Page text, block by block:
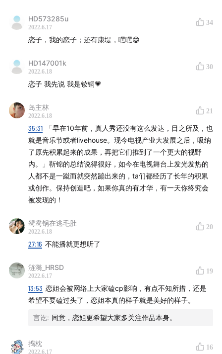
【Shownotes】
第一部分 “我毫无竞技运气，不知为何”
带薪参赛，广告公司支持刘恋做音乐
《乘风破浪》中第一次见到女明星们的感受
05:50 第一周真的很崩溃，一周掉了3公斤
HD573285u
2022.6.17
34
恋子，我的恋子；还有康堤，嘿嘿😁
HD147001k
2022.6.18
30
恋子 我先说 我是钕铜💗
岛主林
2022.6.18
21
35:31
「早在10年前，真人秀还没有这么发达，目之所及，也
就是音乐节或者livehouse。现今电视产业大发展之后，吸纳
了原先积累起来的成果，再把它们推到了一个更大的视野
内。」靳锦的总结说得很好，如今在电视舞台上发光发热的
人都不是一蹴而就突然蹦出来的，ta们都经历了长年的积累
或创作。保持创造吧，如果你真的有才华，有一天你终究会
被发现的！
鸳鸯锅在逃毛肚
2022.6.18
20
27:16 不能播就更想听了
涟漪_HRSD
2022.6.17
19
13:53 恋姐会被网络上大家磕cp影响，有点不知所措，还是
希望不要磕过头了，恋姐本真的样子就是美好的样子。
言讫: 同意，恋姐更希望大家多关注作品本身。
捣枕
2022.6.17
16